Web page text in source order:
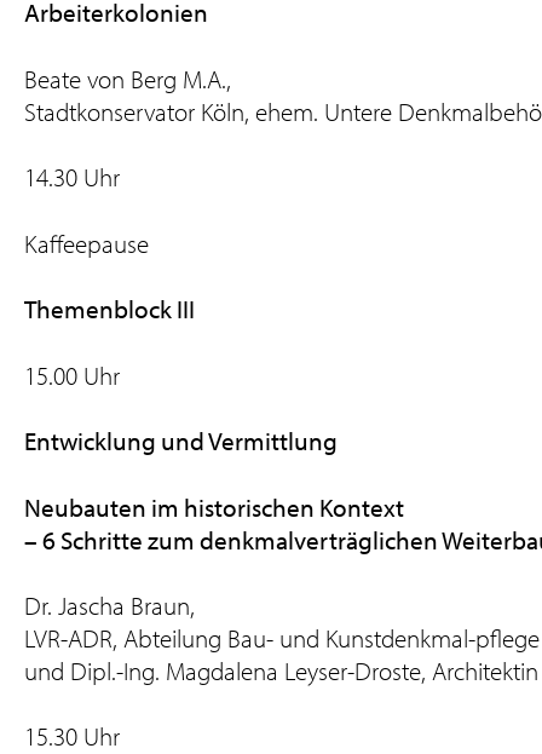
Arbeiterkolonien
Beate von Berg M.A.,
Stadtkonservator Köln, ehem. Untere
14.30 Uhr
Kaffeepause
Themenblock III
15.00 Uhr
Entwicklung und Vermittlung
Neubauten im historischen Kontext
– 6 Schritte zum denkmalverträglichen
Dr. Jascha Braun,
LVR-ADR, Abteilung Bau- und Kunstdenkmal-pflege
und Dipl.-Ing. Magdalena Leyser-Droste, Architektin
15.30 Uhr